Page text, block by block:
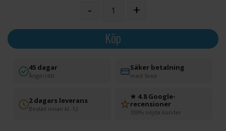
- +
Köp
45 dagar
Ångerrätt
Säker betalning
med Svea
2 dagars leverans
Beställ innan kl. 12
★ 4.8 Google-
recensioner
100% nöjda kunder